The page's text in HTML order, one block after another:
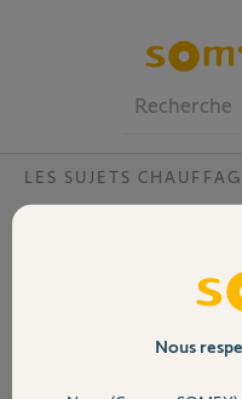
Volet
LES SUJETS
Compatibilité
J'aimerais savoir si le
Nous